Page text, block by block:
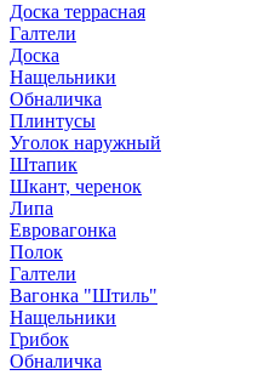
Доска террасная
Галтели
Доска
Нащельники
Обналичка
Плинтусы
Уголок наружный
Штапик
Шкант, черенок
Липа
Евровагонка
Полок
Галтели
Вагонка "Штиль"
Нащельники
Грибок
Обналичка